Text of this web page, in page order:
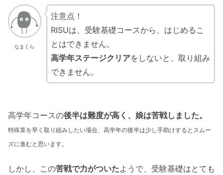
なまくら
注意点！
RISUは、受験基礎コースから、はじめるこ
とはできません。
高学年ステージクリアをしないと、取り組み
できません。
高学年コースの後半は難度が高く、娘は苦戦しました。
特殊算を早く取り組みしたい場合、高学年の後半は少し手助けするとスムー
ズに進むと思います。
しかし、この苦戦で力がついたようで、受験基礎はとても